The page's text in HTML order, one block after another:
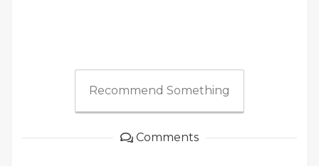
Recommend Something
Comments